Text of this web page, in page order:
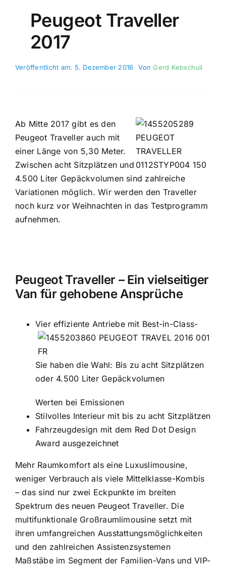
Peugeot Traveller
2017
Veröffentlicht am: 5. Dezember 2016 VonGerd Kebschull
Ab Mitte 2017 gibt es den
Peugeot Traveller auch mit
einer Länge von 5,30 Meter.
Zwischen acht Sitzplätzen und
4.500 Liter Gepäckvolumen sind zahlreiche
Variationen möglich. Wir werden den Traveller
noch kurz vor Weihnachten in das Testprogramm
aufnehmen.
Peugeot Traveller – Ein vielseitiger
Van für gehobene Ansprüche
Sie haben die Wahl: Bis zu acht Sitzplätzen
oder 4.500 Liter Gepäckvolumen
Vier effiziente Antriebe mit Best-in-Class-
Werten bei Emissionen
Stilvolles Interieur mit bis zu acht Sitzplätzen
Fahrzeugdesign mit dem Red Dot Design
Award ausgezeichnet
Mehr Raumkomfort als eine Luxuslimousine,
weniger Verbrauch als viele Mittelklasse-Kombis
– das sind nur zwei Eckpunkte im breiten
Spektrum des neuen Peugeot Traveller. Die
multifunktionale Großraumlimousine setzt mit
ihren umfangreichen Ausstattungsmöglichkeiten
und den zahlreichen Assistenzsystemen
Maßstäbe im Segment der Familien-Vans und VIP-